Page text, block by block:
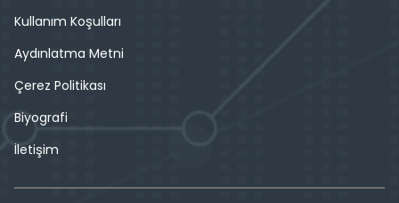
Kullanım Koşulları
Aydınlatma Metni
Çerez Politikası
Biyografi
İletişim